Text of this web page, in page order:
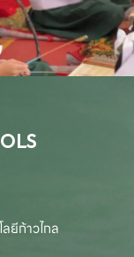
ลยีก้าวไกล